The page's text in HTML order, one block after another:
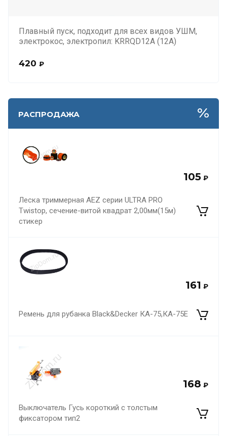
Плавный пуск, подходит для всех видов УШМ,
электрокос, электропил: KRRQD12A (12А)
420 ₽
РАСПРОДАЖА
105 ₽
Леска триммерная AEZ серии ULTRA PRO
Twistop, сечение-витой квадрат 2,00мм(15м)
стикер
161 ₽
Ремень для рубанка Black&Decker КА-75,КА-75Е
168 ₽
Выключатель Гусь короткий с толстым
фиксатором тип2